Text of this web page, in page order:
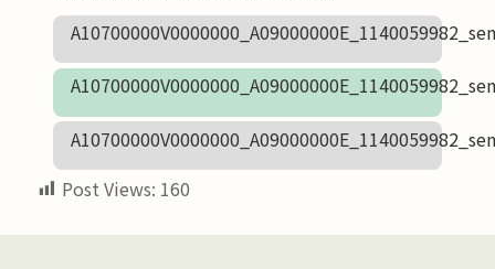
Post Views: 160